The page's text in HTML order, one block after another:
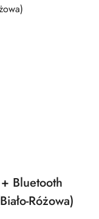
Bluetooth
Różowa)